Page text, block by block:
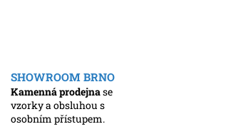
SHOWROOM BRNO
Kamenná prodejnase
vzorky a obsluhou s
osobním přístupem.